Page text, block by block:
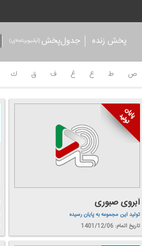
پخش زنده جدول‌پخش (آرشیو‌برنامه‌ای)
ص ط ع غ ف ق ك
آبروی صبوری
تولید این مجموعه به پایان رسیده
تاریخ اتمام: 1401/12/06